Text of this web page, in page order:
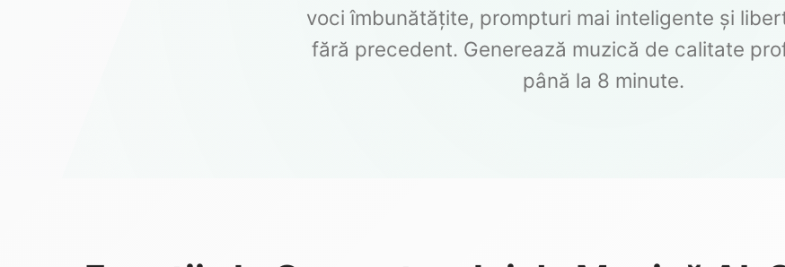
voci îmbunătățite, prompturi mai inteligente și
fără precedent. Generează muzică de calitate
până la 8 minute.